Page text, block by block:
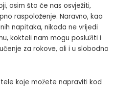
osim što će nas osvježiti,
raspoloženje. Naravno, kao
napitaka, nikada ne vrijedi
kokteli nam mogu poslužiti i
za rokove, ali i u slobodno
koje možete napraviti kod